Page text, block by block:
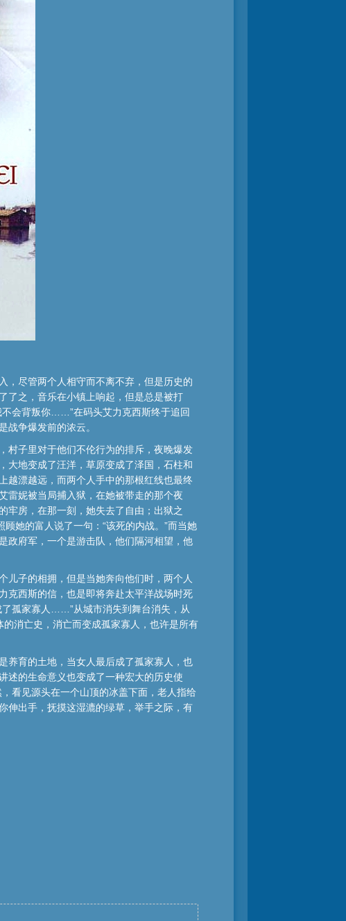
，尽管两个人相守而不离不弃，但是历史的
了之，音乐在小镇上响起，但是总是被打
不会背叛你……”在码头艾力克西斯终于追回
战争爆发前的浓云。
村子里对于他们不伦行为的排斥，夜晚爆发
大地变成了汪洋，草原变成了泽国，石柱和
越漂越远，而两个人手中的那根红线也最终
雷妮被当局捕入狱，在她被带走的那个夜
牢房，在那一刻，她失去了自由；出狱之
她的富人说了一句：“该死的内战。”而当她
政府军，一个是游击队，他们隔河相望，他
儿子的相拥，但是当她奔向他们时，两个人
克西斯的信，也是即将奔赴太平洋战场时死
了孤家寡人……”从城市消失到舞台消失，从
消亡史，消亡而变成孤家寡人，也许是所有
养育的土地，当女人最后成了孤家寡人，也
述的生命意义也变成了一种宏大的历史使
看见源头在一个山顶的冰盖下面，老人指给
伸出手，抚摸这湿漉的绿草，举手之际，有